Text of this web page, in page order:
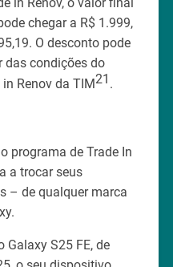
chegar a R$ 1.999,
O desconto pode
das condições do
Renov da TIM21 .
programa de Trade In
a trocar seus
– de qualquer marca
Galaxy S25 FE, de